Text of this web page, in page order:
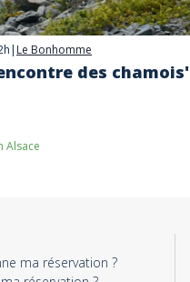
| Le Bonhomme
des chamois'
Alsace
ma réservation ?